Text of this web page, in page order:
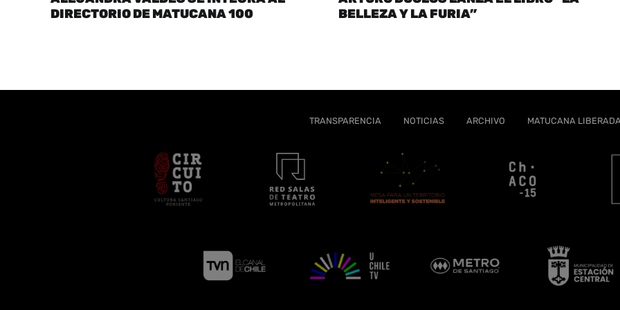
DIRECTORIO DE MATUCANA 100
BELLEZA Y LA FURIA”
TRANSPARENCIA NOTICIAS ARCHIVO MATUCANA